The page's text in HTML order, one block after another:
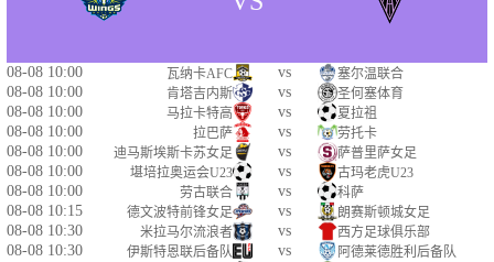
08-08 10:00 瓦纳卡AFC vs 塞尔温联合
08-08 10:00 肯塔吉内斯 vs 圣何塞体育
08-08 10:00 马拉卡特高 vs 夏拉祖
08-08 10:00 拉巴萨 vs 劳托卡
08-08 10:00 迪马斯埃斯卡苏女足 vs 萨普里萨女足
08-08 10:00 堪培拉奥运会U23 vs 古玛老虎U23
08-08 10:00 劳古联合 vs 科萨
08-08 10:15 德文波特前锋女足 vs 朗赛斯顿城女足
08-08 10:30 米拉马尔流浪者 vs 西方足球俱乐部
08-08 10:30 伊斯特恩联后备队 vs 阿德莱德胜利后备队